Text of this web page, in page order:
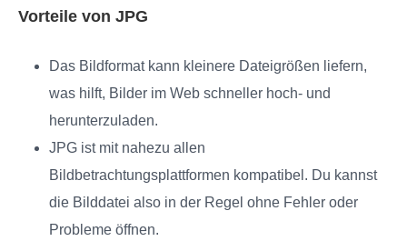
Vorteile von JPG
Das Bildformat kann kleinere Dateigrößen liefern,
was hilft, Bilder im Web schneller hoch- und
herunterzuladen.
JPG ist mit nahezu allen
Bildbetrachtungsplattformen kompatibel. Du kannst
die Bilddatei also in der Regel ohne Fehler oder
Probleme öffnen.